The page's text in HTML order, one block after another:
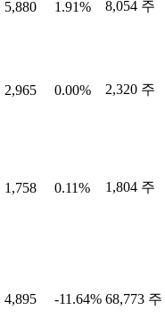
5,880 1.91% 8,054 주
2,965 0.00% 2,320 주
1,758 0.11% 1,804 주
4,895 -11.64% 68,773 주